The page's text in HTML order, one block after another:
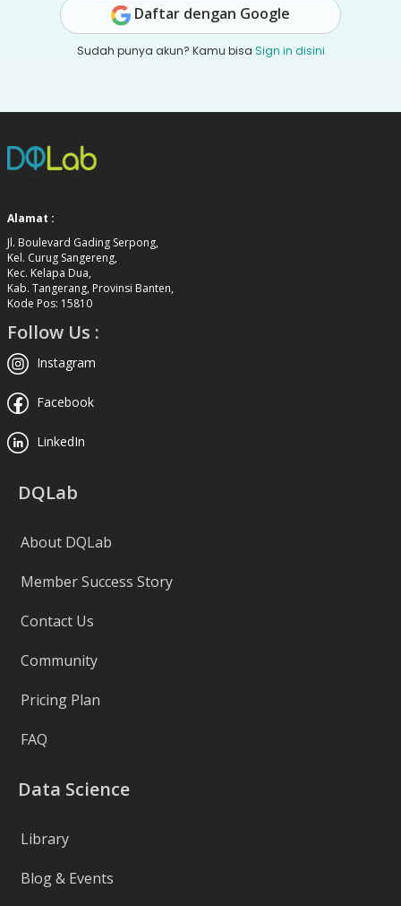
Daftar dengan Google
Sudah punya akun? Kamu bisa Sign in disini
Alamat :
Jl. Boulevard Gading Serpong,
Kel. Curug Sangereng,
Kec. Kelapa Dua,
Kab. Tangerang, Provinsi Banten,
Kode Pos: 15810
Follow Us :
Instagram
Facebook
LinkedIn
DQLab
About DQLab
Member Success Story
Contact Us
Community
Pricing Plan
FAQ
Data Science
Library
Blog & Events